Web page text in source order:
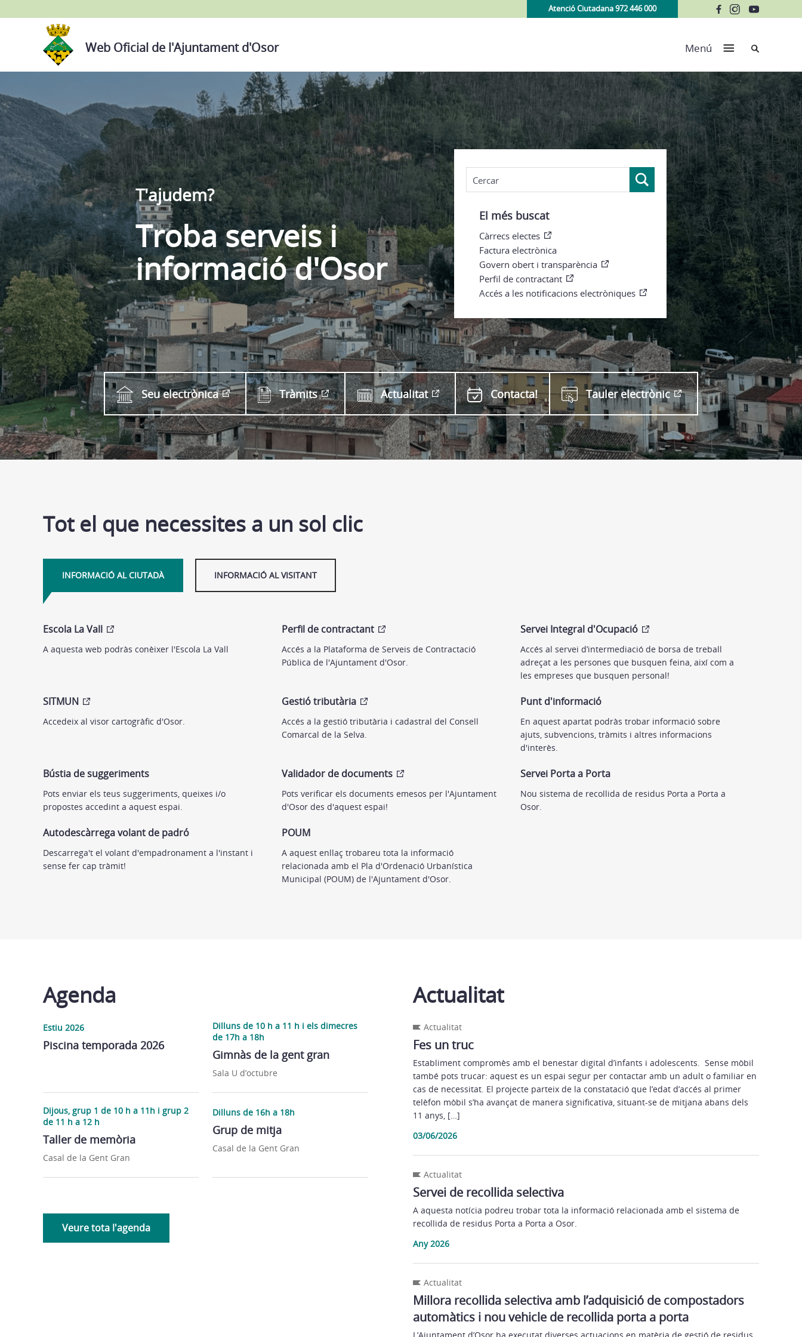
Atenció Ciutadana 972 446 000
Web Oficial de l'Ajuntament d'Osor Menú Cerca
T'ajudem?
Troba serveis i
informació d'Osor
El més buscat
Càrrecs electes
Factura electrònica
Govern obert i transparència
Perfil de contractant
Accés a les notificacions electròniques
Seu electrònica Tràmits Actualitat Contacta! Tauler electrònic
Tot el que necessites a un sol clic
INFORMACIÓ AL CIUTADÀ INFORMACIÓ AL VISITANT
Escola La Vall
A aquesta web podràs conèixer l'Escola La Vall
Perfil de contractant
Accés a la Plataforma de Serveis de Contractació
Pública de l'Ajuntament d'Osor.
Servei Integral d'Ocupació
Accés al servei d’intermediació de borsa de treball
adreçat a les persones que busquen feina, així com a
les empreses que busquen personal!
SITMUN
Accedeix al visor cartogràfic d'Osor.
Gestió tributària
Accés a la gestió tributària i cadastral del Consell
Comarcal de la Selva.
Punt d'informació
En aquest apartat podràs trobar informació sobre
ajuts, subvencions, tràmits i altres informacions
d'interès.
Bústia de suggeriments
Pots enviar els teus suggeriments, queixes i/o
propostes accedint a aquest espai.
Validador de documents
Pots verificar els documents emesos per l'Ajuntament
d'Osor des d'aquest espai!
Servei Porta a Porta
Nou sistema de recollida de residus Porta a Porta a
Osor.
Autodescàrrega volant de padró
Descarrega't el volant d'empadronament a l'instant i
sense fer cap tràmit!
POUM
A aquest enllaç trobareu tota la informació
relacionada amb el Pla d'Ordenació Urbanística
Municipal (POUM) de l'Ajuntament d'Osor.
Agenda
Estiu 2026
Piscina temporada 2026
Dilluns de 10 h a 11 h i els dimecres
de 17h a 18h
Gimnàs de la gent gran
Sala U d’octubre
Dijous, grup 1 de 10 h a 11h i grup 2
de 11 h a 12 h
Taller de memòria
Casal de la Gent Gran
Dilluns de 16h a 18h
Grup de mitja
Casal de la Gent Gran
Veure tota l'agenda
Actualitat
Actualitat
Fes un truc
Establiment compromès amb el benestar digital d’infants i adolescents. Sense mòbil
també pots trucar: aquest es un espai segur per contactar amb un adult o familiar en
cas de necessitat. El projecte parteix de la constatació que l’edat d’accés al primer
telèfon mòbil s’ha avançat de manera significativa, situant-se de mitjana abans dels
11 anys, […]
03/06/2026
Actualitat
Servei de recollida selectiva
A aquesta notícia podreu trobar tota la informació relacionada amb el sistema de
recollida de residus Porta a Porta a Osor.
Any 2026
Actualitat
Millora recollida selectiva amb l’adquisició de compostadors
automàtics i nou vehicle de recollida porta a porta